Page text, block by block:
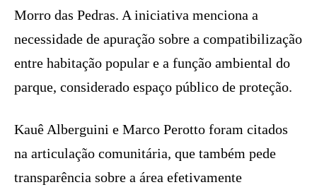
Morro das Pedras. A iniciativa menciona a
necessidade de apuração sobre a compatibilização
entre habitação popular e a função ambiental do
parque, considerado espaço público de proteção.
Kauê Alberguini e Marco Perotto foram citados
na articulação comunitária, que também pede
transparência sobre a área efetivamente